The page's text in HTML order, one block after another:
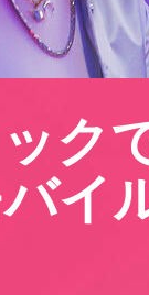
ク
イ